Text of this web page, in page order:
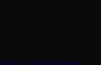
идею Новости